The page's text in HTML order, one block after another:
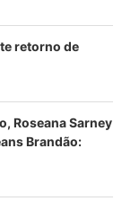
retorno de
Roseana Sarney
Brandão: